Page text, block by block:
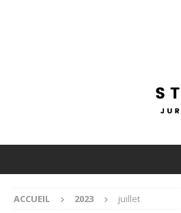
ACCUEIL 2023 juillet